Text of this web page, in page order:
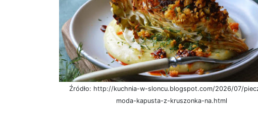
Źródło: http://kuchnia-w-sloncu.blogspot.com/2026/07/
moda-kapusta-z-kruszonka-na.html